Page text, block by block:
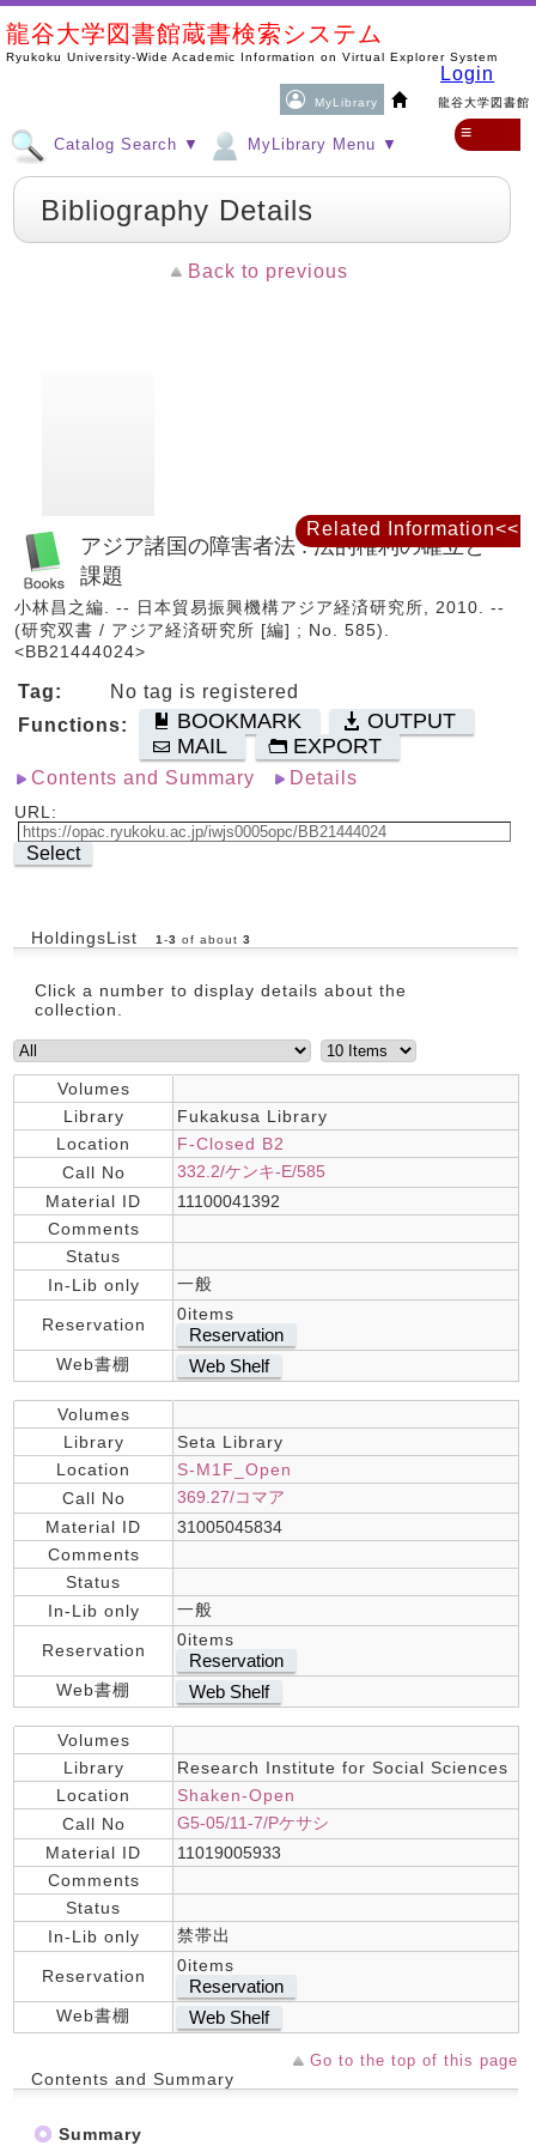
龍谷大学図書館蔵書検索システム
Ryukoku University-Wide Academic Information on Virtual Explorer System
MyLibrary 龍谷大学図書館
Login
Catalog Search ▼ MyLibrary Menu ▼
≡
Bibliography Details
Back to previous
アジア諸国の障害者法 : 法的権利の確立と
課題
小林昌之編. -- 日本貿易振興機構アジア経済研究所, 2010. --
(研究双書 / アジア経済研究所 [編] ; No. 585).
<BB21444024>
Tag:
No tag is registered
Functions:
BOOKMARK
OUTPUT
MAIL
EXPORT
Contents and Summary Details
URL:
Select
HoldingsList 1 -3 of about 3
Click a number to display details about the
collection.
Volumes
Library
Fukakusa Library
Location
F-Closed B2
Call No
332.2/ケンキ-E/585
Material ID
11100041392
Comments
Status
In-Lib only
一般
Reservation
0items
Reservation
Web書棚 Web Shelf
Volumes
Library
Seta Library
Location
S-M1F_Open
Call No
369.27/コマア
Material ID
31005045834
Comments
Status
In-Lib only
一般
Reservation
0items
Reservation
Web書棚 Web Shelf
Volumes
Library
Research Institute for Social Sciences
Location
Shaken-Open
Call No
G5-05/11-7/Pケサシ
Material ID
11019005933
Comments
Status
In-Lib only
禁帯出
Reservation
0items
Reservation
Web書棚 Web Shelf
Go to the top of this page
Contents and Summary
Summary
Related Information<<